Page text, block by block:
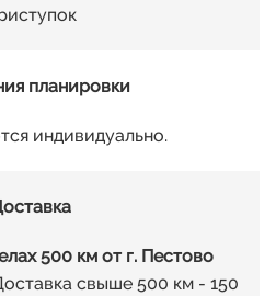
планировки
индивидуально.
500 км от г. Пестово
свыше 500 км - 150